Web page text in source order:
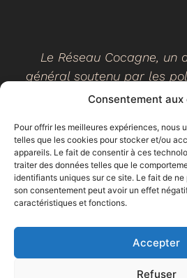
Consentement aux
Pour offrir les meilleures expériences, nous
telles que les cookies pour stocker et/ou
appareils. Le fait de consentir à ces
traiter des données telles que le
identifiants uniques sur ce site. Le fait de
son consentement peut avoir un effet
caractéristiques et fonctions.
Accepter
Refuser
Le Réseau Cocagne, un
général soutenu par les
©2026- Réseau Cocagne -Site
Mentions